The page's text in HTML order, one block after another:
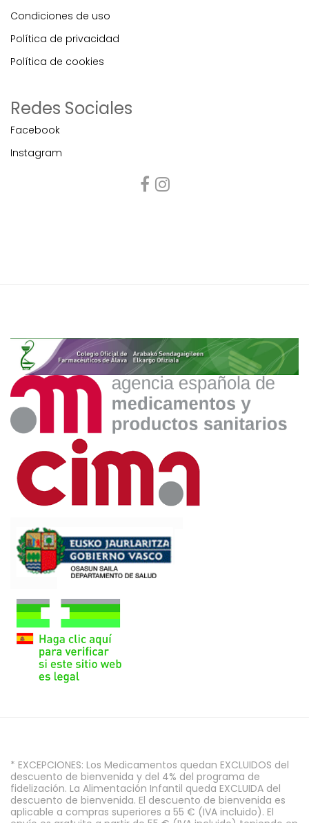
Condiciones de uso
Política de privacidad
Política de cookies
Redes Sociales
Facebook
Instagram
* EXCEPCIONES: Los Medicamentos quedan EXCLUIDOS del
descuento de bienvenida y del 4% del programa de
fidelización. La Alimentación Infantil queda EXCLUIDA del
descuento de bienvenida. El descuento de bienvenida es
aplicable a compras superiores a 55 € (IVA incluido). El